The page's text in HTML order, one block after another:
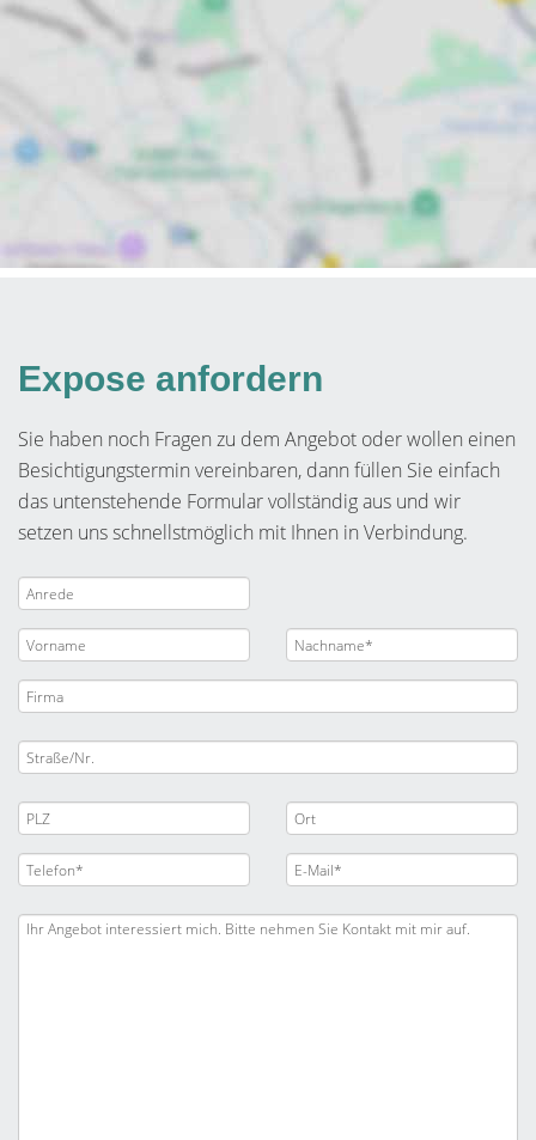
Expose anfordern
Sie haben noch Fragen zu dem Angebot oder wollen einen
Besichtigungstermin vereinbaren, dann füllen Sie einfach
das untenstehende Formular vollständig aus und wir
setzen uns schnellstmöglich mit Ihnen in Verbindung.